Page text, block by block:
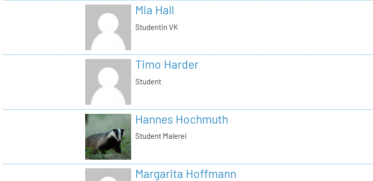
Mia Hall
Studentin VK
Timo Harder
Student
Hannes Hochmuth
Student Malerei
Margarita Hoffmann